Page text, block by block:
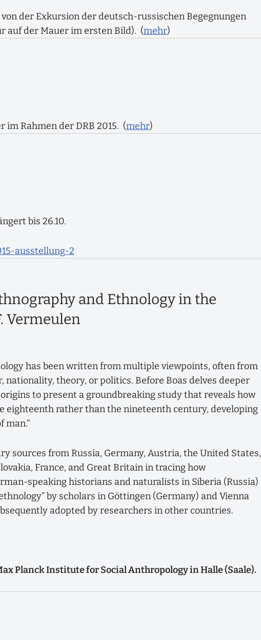
der Exkursion der deutsch-russischen Begegnungen
auf der Mauer im ersten Bild). (mehr)
Rahmen der DRB 2015. (mehr)
bis 26.10.
and Ethnology in the
Vermeulen
has been written from multiple viewpoints, often from
nationality, theory, or politics. Before Boas delves deeper
to present a groundbreaking study that reveals how
eighteenth rather than the nineteenth century, developing
man.”
sources from Russia, Germany, Austria, the United States,
France, and Great Britain in tracing how
speaking historians and naturalists in Siberia (Russia)
by scholars in Göttingen (Germany) and Vienna
adopted by researchers in other countries.
Planck Institute for Social Anthropology in Halle (Saale).